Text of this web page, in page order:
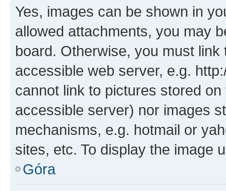
Yes, images can be shown in
allowed attachments, you may
board. Otherwise, you must
accessible web server, e.g.
cannot link to pictures stored
accessible server) nor images
mechanisms, e.g. hotmail or
sites, etc. To display the image
Góra